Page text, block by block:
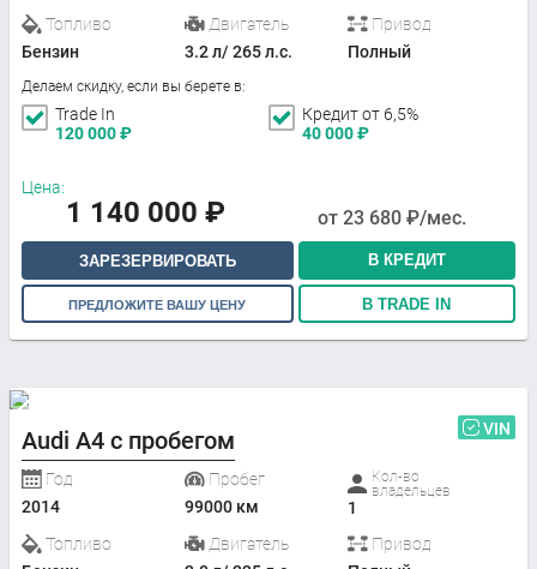
Топливо
Бензин
Двигатель
3.2 л/ 265 л.с.
Привод
Полный
Делаем скидку, если вы берете в:
Trade In
120 000₽
Кредит от 6,5%
40 000₽
Цена:
1 140 000 ₽ от 23 680 ₽/мес.
ЗАРЕЗЕРВИРОВАТЬ В КРЕДИТ
ПРЕДЛОЖИТЕ ВАШУ ЦЕНУ В TRADE IN
Audi A4 с пробегом VIN
Год
2014
Пробег
99000 км
Кол-во
владельцев
1
Топливо
Двигатель
Привод